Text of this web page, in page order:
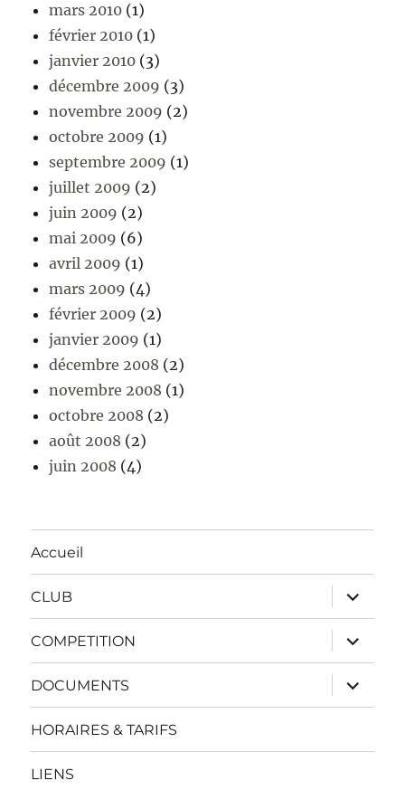
mars 2010 (1)
février 2010 (1)
janvier 2010 (3)
décembre 2009 (3)
novembre 2009 (2)
octobre 2009 (1)
septembre 2009 (1)
juillet 2009 (2)
juin 2009 (2)
mai 2009 (6)
avril 2009 (1)
mars 2009 (4)
février 2009 (2)
janvier 2009 (1)
décembre 2008 (2)
novembre 2008 (1)
octobre 2008 (2)
août 2008 (2)
juin 2008 (4)
Accueil
CLUB
ouvrir
le
sous-
menu
COMPETITION
ouvrir
le
sous-
menu
DOCUMENTS
ouvrir
le
sous-
HORAIRES & TARIFS
LIENS